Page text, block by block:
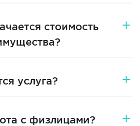
стоимость
услуга?
с физлицами?